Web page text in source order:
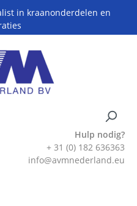
in kraanonderdelen en
Hulp nodig?
+ 31 (0) 182 636363
info@avmnederland.eu